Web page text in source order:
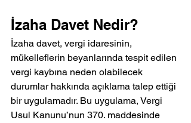
İzaha Davet Nedir?
İzaha davet, vergi idaresinin,
mükelleflerin beyanlarında tespit edilen
vergi kaybına neden olabilecek
durumlar hakkında açıklama talep ettiği
bir uygulamadır. Bu uygulama, Vergi
Usul Kanunu’nun 370. maddesinde